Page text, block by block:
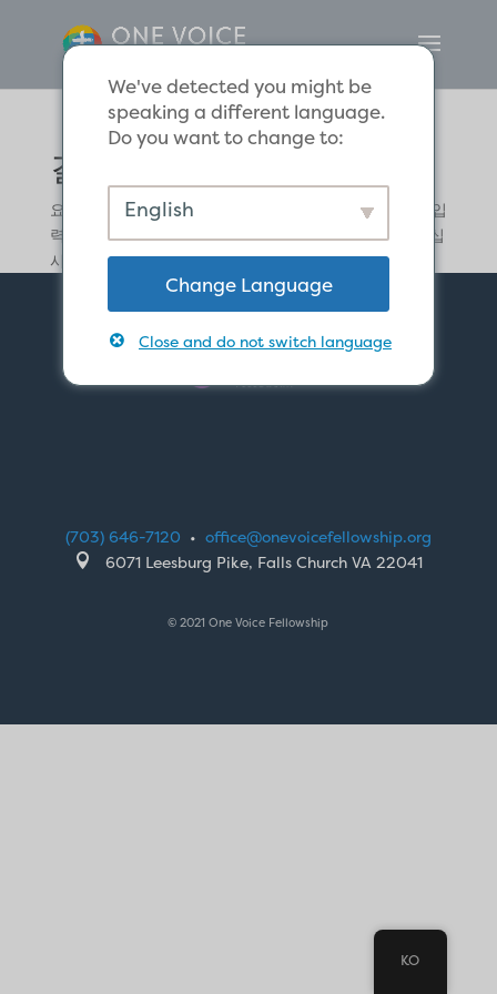
결과 없음
요청하신 페이지를 찾을 수 없습니다. 검색 조건을 다시 입
력하시거나 위의 네비게이션을 사용해서 포스트를 찾으십
시오.
(703) 646-7120 • office@onevoicefellowship.org
 6071 Leesburg Pike, Falls Church VA 22041
© 2021 One Voice Fellowship
KO
We've detected you might be
speaking a different language.
Do you want to change to:
English
Change Language
Close and do not switch language